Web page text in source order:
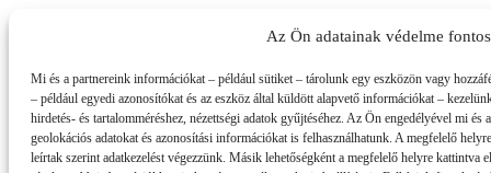
Az Ön adatainak védelme
Mi és a partnereink információkat – például sütiket – tárolunk egy eszközön vagy
– például egyedi azonosítókat és az eszköz által küldött alapvető információkat –
hirdetés- és tartalomméréshez, nézettségi adatok gyűjtéséhez. Az Ön engedélyével mi
geolokációs adatokat és azonosítási információkat is felhasználhatunk. A megfelelő
leírtak szerint adatkezelést végezzünk. Másik lehetőségként a megfelelő helyre kattintva